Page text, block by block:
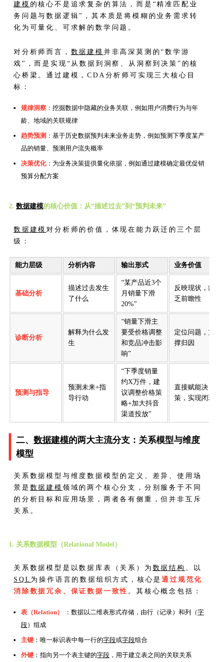
建模 的核心不是追求复杂的算法，而是“精准匹配业
务问题与数据逻辑”，其本质是将模糊的业务需求转
化为可量化、可求解的数学问题。
对分析师而言， 数据建模 并非高深莫测的“数学游
戏”，而是实现“从数据到洞察、从洞察到决策”的核
心桥梁。通过建模，CDA分析师可实现三大核心目
标：
规律洞察 ：挖掘数据中隐藏的业务关联，例如用户消费行为与年
龄、地域的关联规律
趋势预测 ：基于历史数据预判未来业务走势，例如预测下季度某产
品的销量、预测用户流失概率
决策优化：为业务决策提供量化依据，例如通过建模确定最优促销
预算分配方案
2. 数据建模的核心价值：从“描述过去”到“预判未来”
数据建模对分析师的价值，体现在能力跃迁的三个层
级：
能力层级 分析内容 输出形式 业务价值
基础分析
描述过去发生
了什么
“某产品近3个
月销量下滑
20%”
反映现状，缺
乏前瞻性
诊断分析
解释为什么发
生
“销量下滑主
要受价格调整
和竞品冲击影
响”
定位问题，支
撑归因
预测与指导
预测未来+指
导行动
“下季度销量
约X万件，建
议调整价格策
略+加大抖音
渠道投放”
直接赋能决
策，实现闭环
二、 数据建模的两大主流分支：关系模型与维度
模型
关系数据模型与维度数据模型的定义、差异、使用场
景是 数据建模 领域的两个核心分支，分别服务于不同
的分析目标和应用场景，两者各有侧重，但并非互斥
关系。
1. 关系数据模型（Relational Model）
关系数据模型是以数据库表（关系）为 数据结构 、以
SQL 为操作语言的数据组织方式，核心是通过规范化
消除数据冗余、保证数据一致性 。其核心概念包括：
表（Relation） ：数据以二维表形式存储，由行（记录）和列（字
段）组成
主键 ：唯一标识表中每一行的字段或字段组合
外键 ：指向另一个表主键的字段 ，用于建立表之间的关联关系